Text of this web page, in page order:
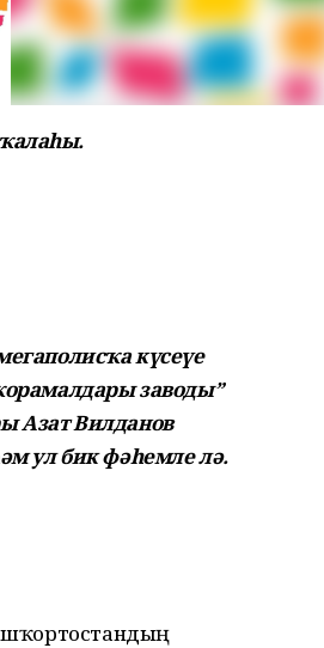
күсеүе
заводы”
Азат Вилданов
ул бик фәһемле лә.